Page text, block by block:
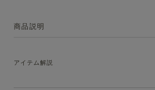
商品説明
アイテム解説